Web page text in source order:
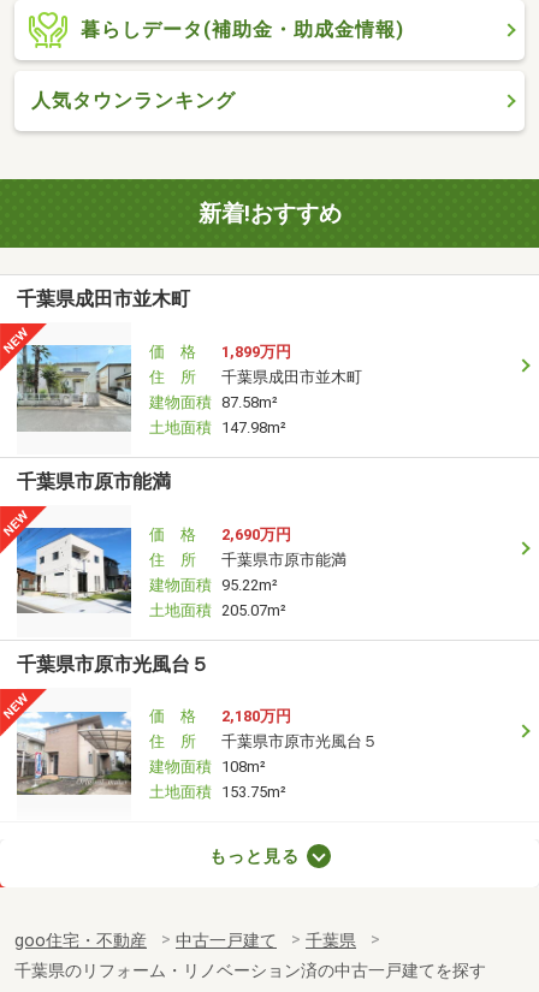
暮らしデータ(補助金・助成金情報)
人気タウンランキング
新着!おすすめ
千葉県成田市並木町
価 格
1,899万円
住 所
千葉県成田市並木町
建物面積 87.58m²
土地面積 147.98m²
千葉県市原市能満
価 格
2,690万円
住 所
千葉県市原市能満
建物面積 95.22m²
土地面積 205.07m²
千葉県市原市光風台５
価 格
2,180万円
住 所
千葉県市原市光風台５
建物面積 108m²
土地面積 153.75m²
建物面積 119.23m²
土地面積 206.19m²
もっと見る
goo住宅・不動産 中古一戸建て
千葉県
千葉県のリフォーム・リノベーション済の中古一戸建てを探す